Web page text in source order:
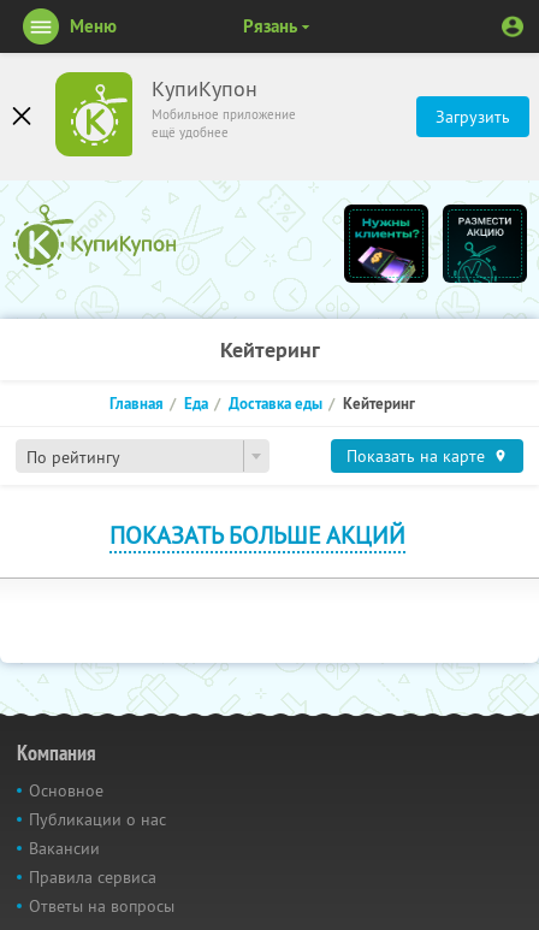
КупиКупон
Мобильное приложение
ещё удобнее
Загрузить
Меню Рязань
Кейтеринг
По рейтингу
Главная Еда Доставка еды Кейтеринг
Показать на карте
ПОКАЗАТЬ БОЛЬШЕ АКЦИЙ
Компания
Основное
Публикации о нас
Вакансии
Правила сервиса
Ответы на вопросы